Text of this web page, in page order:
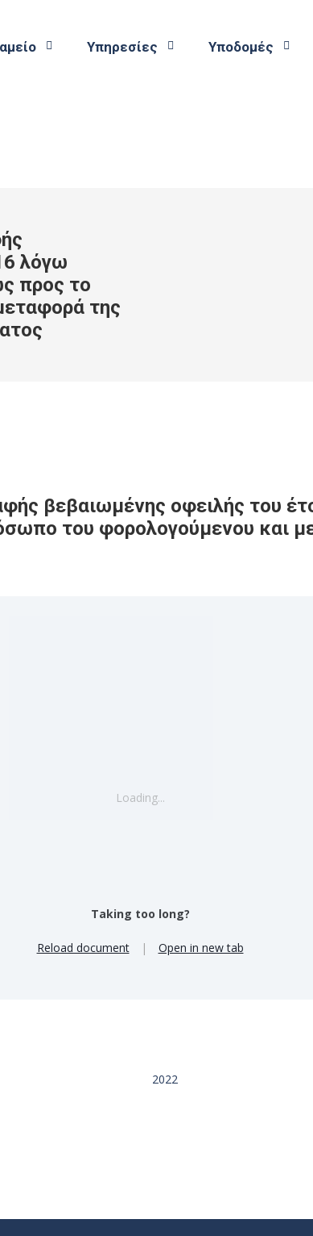
Υπηρεσίες Υποδομές
λόγω
προς το
της
βεβαιωμένης οφειλής του
του φορολογούμενου και
Loading...
Taking too long?
Reload document | Open in new tab
2022